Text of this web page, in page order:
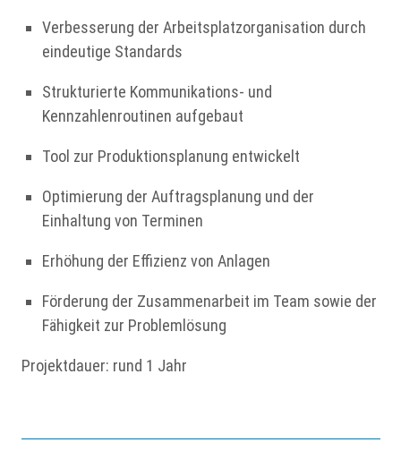
Verbesserung der Arbeitsplatzorganisation durch
eindeutige Standards
Strukturierte Kommunikations‑ und
Kennzahlenroutinen aufgebaut
Tool zur Produktionsplanung entwickelt
Optimierung der Auftragsplanung und der
Einhaltung von Terminen
Erhöhung der Effizienz von Anlagen
Förderung der Zusammenarbeit im Team sowie der
Fähigkeit zur Problemlösung
Projektdauer: rund 1 Jahr